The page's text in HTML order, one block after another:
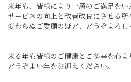
来年も、皆様により一層のご満足を
サービスの向上と改善改良にさせる所
変わらぬご愛顧のほど、どうぞよろし
来る年も皆様のご健康とご多幸を心よ
どうぞよい年をお迎えください。